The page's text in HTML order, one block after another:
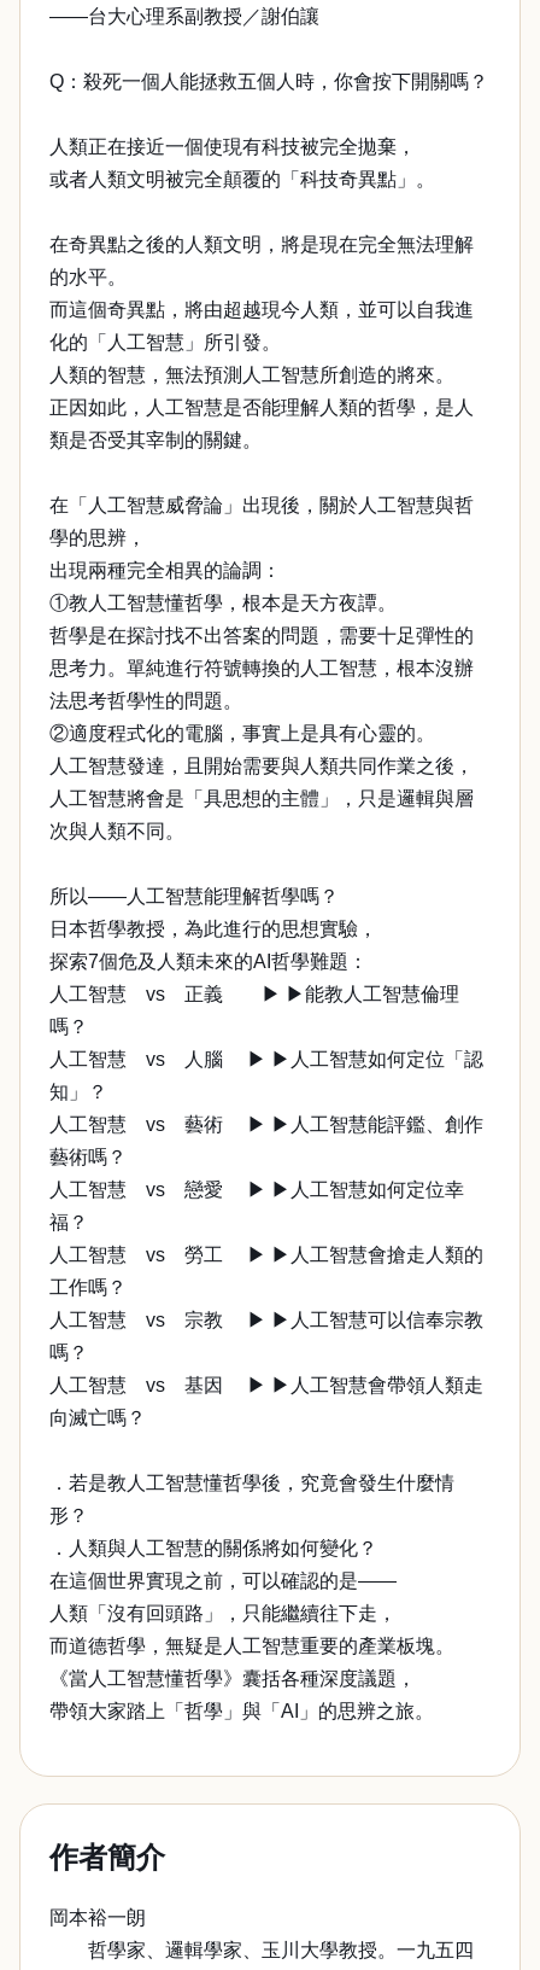
——台大心理系副教授／謝伯讓
Q：殺死一個人能拯救五個人時，你會按下開關嗎？
人類正在接近一個使現有科技被完全拋棄，
或者人類文明被完全顛覆的「科技奇異點」。
在奇異點之後的人類文明，將是現在完全無法理解
的水平。
而這個奇異點，將由超越現今人類，並可以自我進
化的「人工智慧」所引發。
人類的智慧，無法預測人工智慧所創造的將來。
正因如此，人工智慧是否能理解人類的哲學，是人
類是否受其宰制的關鍵。
在「人工智慧威脅論」出現後，關於人工智慧與哲
學的思辨，
出現兩種完全相異的論調：
①教人工智慧懂哲學，根本是天方夜譚。
哲學是在探討找不出答案的問題，需要十足彈性的
思考力。單純進行符號轉換的人工智慧，根本沒辦
法思考哲學性的問題。
②適度程式化的電腦，事實上是具有心靈的。
人工智慧發達，且開始需要與人類共同作業之後，
人工智慧將會是「具思想的主體」，只是邏輯與層
次與人類不同。
所以——人工智慧能理解哲學嗎？
日本哲學教授，為此進行的思想實驗，
探索7個危及人類未來的AI哲學難題：
人工智慧 vs 正義 ▶ ▶能教人工智慧倫理
嗎？
人工智慧 vs 人腦 ▶ ▶人工智慧如何定位「認
知」？
人工智慧 vs 藝術 ▶ ▶人工智慧能評鑑、創作
藝術嗎？
人工智慧 vs 戀愛 ▶ ▶人工智慧如何定位幸
福？
人工智慧 vs 勞工 ▶ ▶人工智慧會搶走人類的
工作嗎？
人工智慧 vs 宗教 ▶ ▶人工智慧可以信奉宗教
嗎？
人工智慧 vs 基因 ▶ ▶人工智慧會帶領人類走
向滅亡嗎？
．若是教人工智慧懂哲學後，究竟會發生什麼情
形？
．人類與人工智慧的關係將如何變化？
在這個世界實現之前，可以確認的是——
人類「沒有回頭路」，只能繼續往下走，
而道德哲學，無疑是人工智慧重要的產業板塊。
《當人工智慧懂哲學》囊括各種深度議題，
帶領大家踏上「哲學」與「AI」的思辨之旅。
作者簡介
岡本裕一朗
哲學家、邏輯學家、玉川大學教授。一九五四